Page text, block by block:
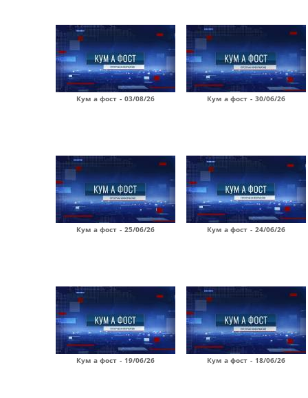
Кум а фост - 03/08/26 Кум а фост - 30/06/26
Кум а фост - 25/06/26 Кум а фост - 24/06/26
Кум а фост - 19/06/26 Кум а фост - 18/06/26